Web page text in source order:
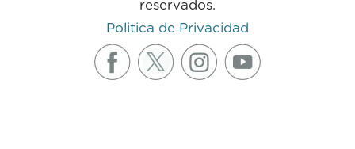
reservados.
Politica de Privacidad